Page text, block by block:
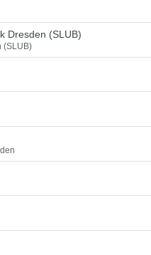
Dresden (SLUB)
(SLUB)